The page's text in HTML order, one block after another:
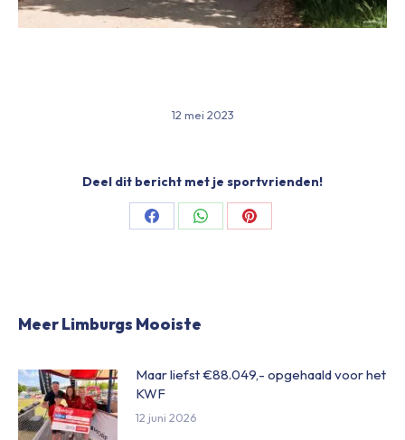
12 mei 2023
Deel dit bericht met je sportvrienden!
Share
Share
Share
Meer Limburgs Mooiste
Maar liefst €88.049,- opgehaald voor het
KWF
12 juni 2026